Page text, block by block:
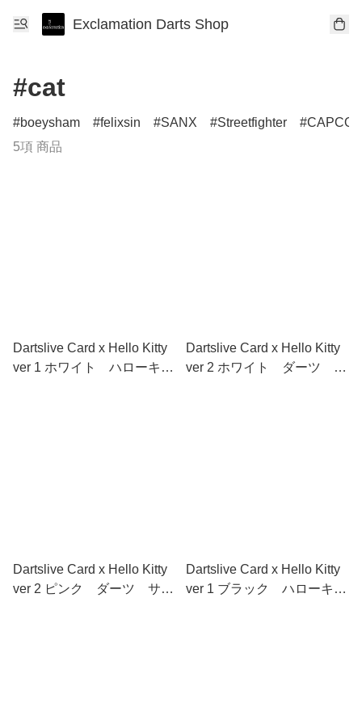
Exclamation Darts Shop
#cat
boeysham felixsin SANX Streetfighter
5項 商品
Dartslive Card x Hello Kitty
ver 1 ホワイト ハローキテ
Dartslive Card x Hello Kitty
ver 2 ホワイト ダーツ サ
Dartslive Card x Hello Kitty
ver 2 ピンク ダーツ サン
Dartslive Card x Hello Kitty
ver 1 ブラック ハローキテ